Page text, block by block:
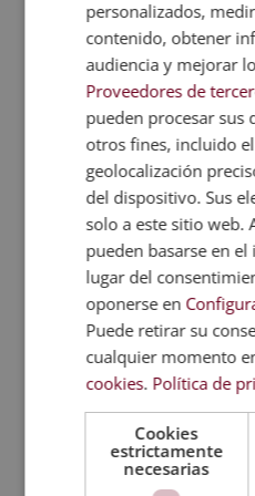
Muchas de las
profesionales en el
con lo humano. Por
relaciones personales
trabajo. Además de
comunicación. En
pone en valor la
clima de trabajo favorece
Gestión del
trabajo
Cada profesional de
porque cumple una
tiene uncalendario que
de los demás. Puedes
ejemplo, en el tiempo
esta labor de
responsabilidad de los
personalizados,
contenido, obtener
audiencia y mejorar
Proveedores de
pueden procesar sus
otros fines, incluido
geolocalización
del dispositivo. Sus
solo a este sitio web.
pueden basarse en
lugar del
oponerse en
Puede retirar su
cualquier momento
cookies. Política de
Cookies
estrictamente
necesarias